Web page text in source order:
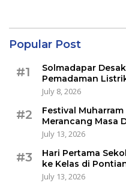
Popular Post
#1
Solmadapar
Pemadaman
July 8, 2026
#2
Festival
Merancang Masa
July 13, 2026
#3
Hari Pertama
ke Kelas di
July 13, 2026